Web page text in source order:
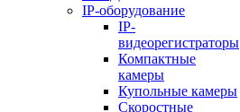
IP-оборудование
IP-
видеорегистраторы
Компактные
камеры
Купольные камеры
Скоростные